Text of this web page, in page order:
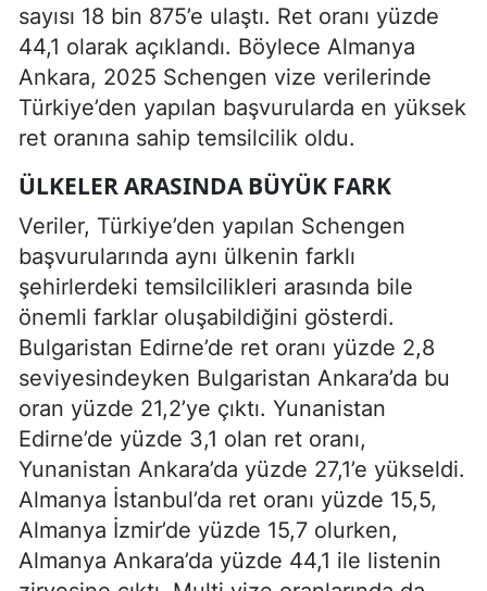
sayısı 18 bin 875’e ulaştı. Ret oranı yüzde
44,1 olarak açıklandı. Böylece Almanya
Ankara, 2025 Schengen vize verilerinde
Türkiye’den yapılan başvurularda en yüksek
ret oranına sahip temsilcilik oldu.
ÜLKELER ARASINDA BÜYÜK FARK
Veriler, Türkiye’den yapılan Schengen
başvurularında aynı ülkenin farklı
şehirlerdeki temsilcilikleri arasında bile
önemli farklar oluşabildiğini gösterdi.
Bulgaristan Edirne’de ret oranı yüzde 2,8
seviyesindeyken Bulgaristan Ankara’da bu
oran yüzde 21,2’ye çıktı. Yunanistan
Edirne’de yüzde 3,1 olan ret oranı,
Yunanistan Ankara’da yüzde 27,1’e yükseldi.
Almanya İstanbul’da ret oranı yüzde 15,5,
Almanya İzmir’de yüzde 15,7 olurken,
Almanya Ankara’da yüzde 44,1 ile listenin